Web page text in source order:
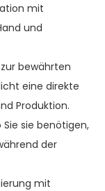
mit
und
bewährten
eine direkte
Produktion.
sie benötigen,
der
mit